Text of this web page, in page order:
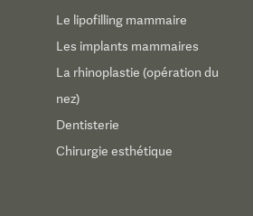
Le lipofilling mammaire
Les implants mammaires
La rhinoplastie (opération du
nez)
Dentisterie
Chirurgie esthétique